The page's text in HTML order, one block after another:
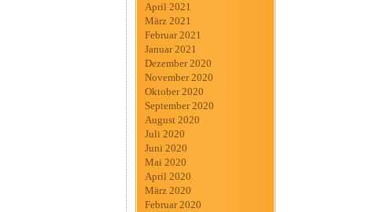
April 2021
März 2021
Februar 2021
Januar 2021
Dezember 2020
November 2020
Oktober 2020
September 2020
August 2020
Juli 2020
Juni 2020
Mai 2020
April 2020
März 2020
Februar 2020